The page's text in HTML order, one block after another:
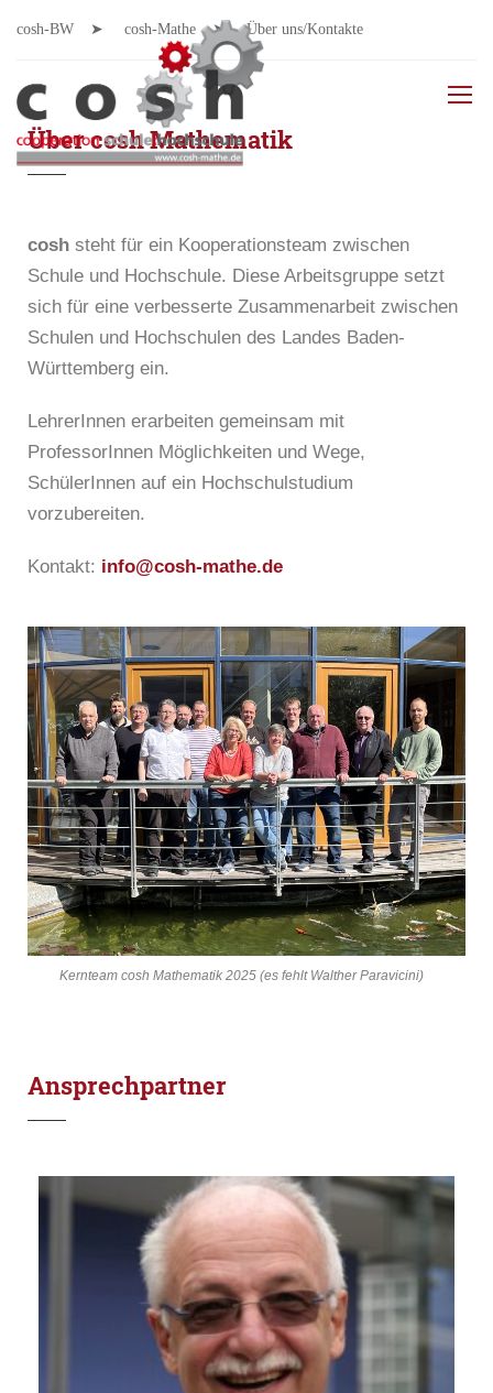
cosh-BW cosh-Mathe Über uns/Kontakte
Über cosh Mathematik
cosh steht für ein Kooperationsteam zwischen
Schule und Hochschule. Diese Arbeitsgruppe setzt
sich für eine verbesserte Zusammenarbeit zwischen
Schulen und Hochschulen des Landes Baden-
Württemberg ein.
LehrerInnen erarbeiten gemeinsam mit
ProfessorInnen Möglichkeiten und Wege,
SchülerInnen auf ein Hochschulstudium
vorzubereiten.
Kontakt: info@cosh-mathe.de
Kernteam cosh Mathematik 2025 (es fehlt Walther Paravicini)
Ansprechpartner